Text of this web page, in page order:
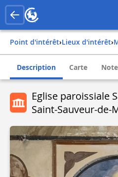
Point d'intérêt› Lieux d'intérêt›
Description Carte
Eglise paroissiale
Saint-Sauveur-de-